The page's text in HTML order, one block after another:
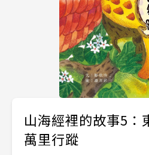
山海經裡的故事5：
萬里行蹤